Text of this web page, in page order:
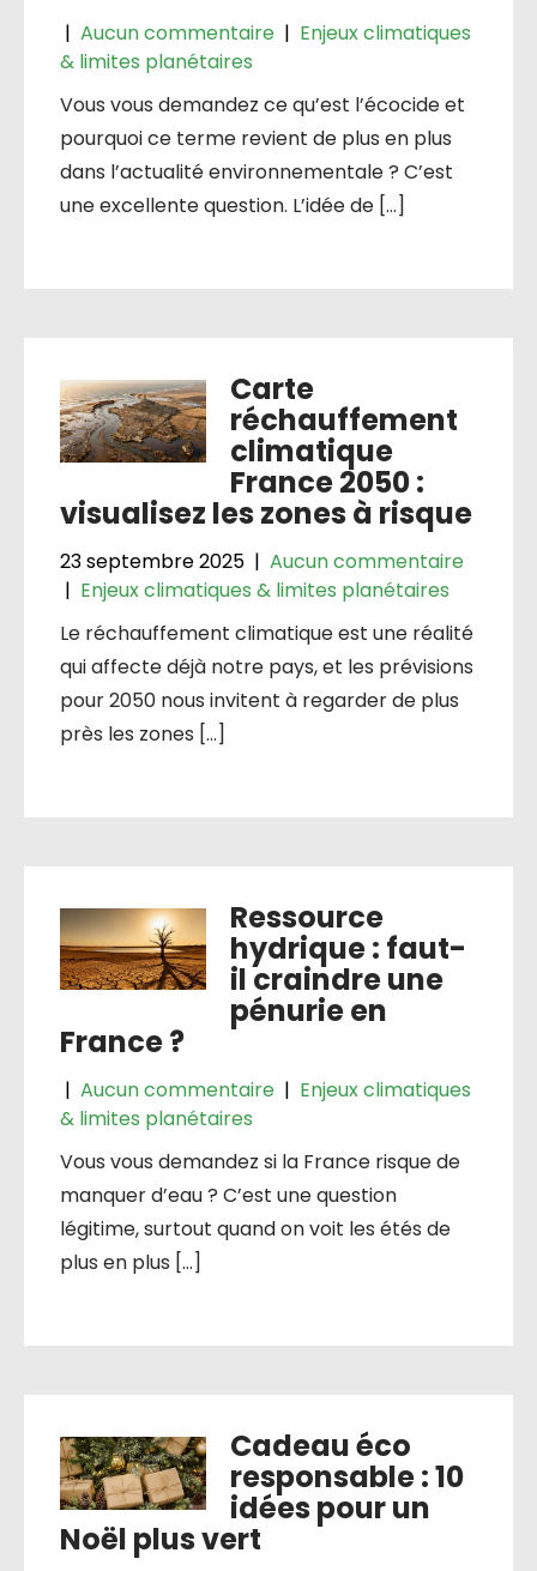
| Aucun commentaire | Enjeux climatiques
& limites planétaires
Vous vous demandez ce qu’est l’écocide et
pourquoi ce terme revient de plus en plus
dans l’actualité environnementale ? C’est
une excellente question. L’idée de […]
Carte
réchauffement
climatique
France 2050 :
visualisez les zones à risque
23 septembre 2025 | Aucun commentaire
| Enjeux climatiques & limites planétaires
Le réchauffement climatique est une réalité
qui affecte déjà notre pays, et les prévisions
pour 2050 nous invitent à regarder de plus
près les zones […]
Ressource
hydrique : faut-
il craindre une
pénurie en
France ?
| Aucun commentaire | Enjeux climatiques
& limites planétaires
Vous vous demandez si la France risque de
manquer d’eau ? C’est une question
légitime, surtout quand on voit les étés de
plus en plus […]
Cadeau éco
responsable : 10
idées pour un
Noël plus vert